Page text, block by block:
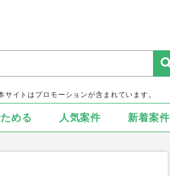
サイトはプロモーションが含まれています。
める 人気案件 新着案件